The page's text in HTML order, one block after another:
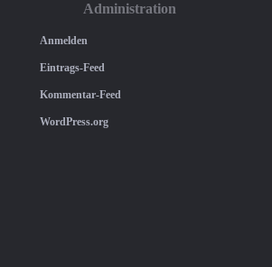
Administration
Anmelden
Eintrags-Feed
Kommentar-Feed
WordPress.org